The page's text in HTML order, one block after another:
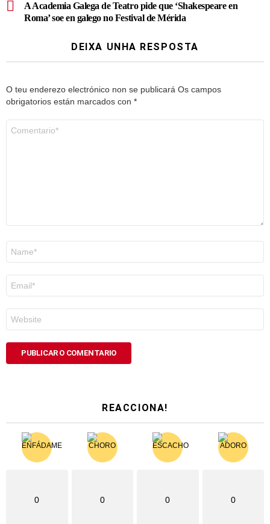
A Academia Galega de Teatro pide que ‘Shakespeare en
Roma’ soe en galego no Festival de Mérida
DEIXA UNHA RESPOSTA
O teu enderezo electrónico non se publicará Os campos
obrigatorios están marcados con *
electrónico
*
REACCIONA!
0 0 0 0